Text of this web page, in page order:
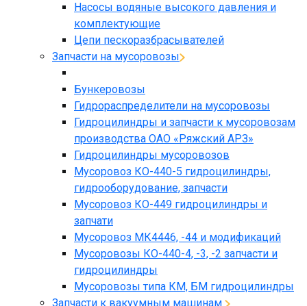
Насосы водяные высокого давления и
комплектующие
Цепи пескоразбрасывателей
Запчасти на мусоровозы
Бункеровозы
Гидрораспределители на мусоровозы
Гидроцилиндры и запчасти к мусоровозам
производства ОАО «Ряжский АРЗ»
Гидроцилиндры мусоровозов
Мусоровоз КО-440-5 гидроцилиндры,
гидрооборудование, запчасти
Мусоровоз КО-449 гидроцилиндры и
запчати
Мусоровоз МК4446, -44 и модификаций
Мусоровозы КО-440-4, -3, -2 запчасти и
гидроцилиндры
Мусоровозы типа КМ, БМ гидроцилиндры
Запчасти к вакуумным машинам